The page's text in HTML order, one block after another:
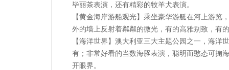
毕丽茶表演，还有精彩的牧羊犬表演。
【黄金海岸游船观光】乘坐豪华游艇在河上游
外的墙上反射着粼粼的微光，有的高雅别致，有
【海洋世界】澳大利亚三大主题公园之一，海
有；非常好看的当数海豚表演，聪明而憨态可掬
开眼界。